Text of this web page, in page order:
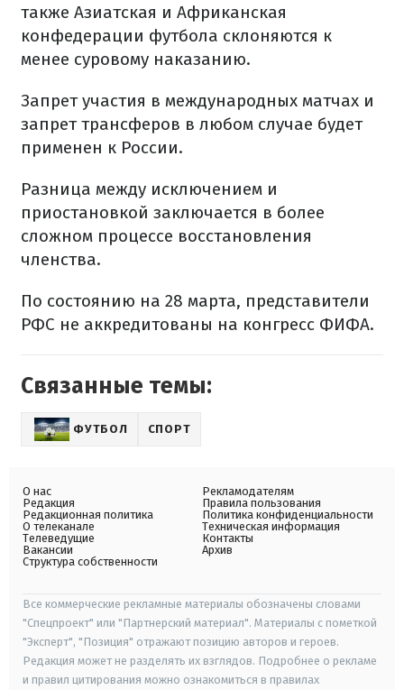
также Азиатская и Африканская
конфедерации футбола склоняются к
менее суровому наказанию.
Запрет участия в международных матчах и
запрет трансферов в любом случае будет
применен к России.
Разница между исключением и
приостановкой заключается в более
сложном процессе восстановления
членства.
По состоянию на 28 марта, представители
РФС не аккредитованы на конгресс ФИФА.
Связанные темы:
ФУТБОЛ СПОРТ
О нас
Редакция
Редакционная политика
О телеканале
Телеведущие
Вакансии
Структура собственности
Рекламодателям
Правила пользования
Политика конфиденциальности
Техническая информация
Контакты
Архив
Все коммерческие рекламные материалы обозначены словами
"Спецпроект" или "Партнерский материал". Материалы с пометкой
"Эксперт", "Позиция" отражают позицию авторов и героев.
Редакция может не разделять их взглядов. Подробнее о рекламе
и правил цитирования можно ознакомиться в правилах